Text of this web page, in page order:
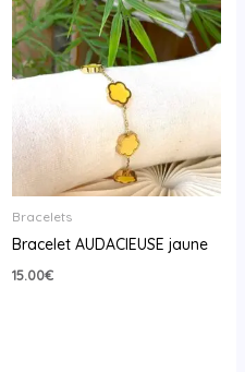
Bracelets
Bracelet AUDACIEUSE jaune
15.00€